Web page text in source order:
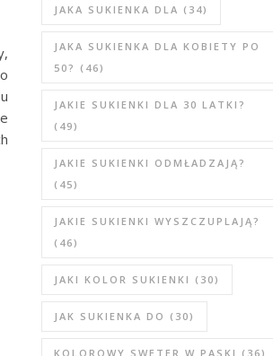
JAKA SUKIENKA DLA (34)
JAKA SUKIENKA DLA KOBIETY PO
50? (46)
JAKIE SUKIENKI DLA 30 LATKI?
(49)
JAKIE SUKIENKI ODMŁADZAJĄ?
(45)
JAKIE SUKIENKI WYSZCZUPLAJĄ?
(46)
JAKI KOLOR SUKIENKI (30)
JAK SUKIENKA DO (30)
KOLOROWY SWETER W PASKI (36)